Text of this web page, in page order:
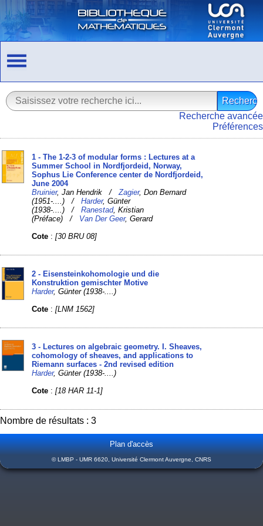
Recherche avancée
Préférences
1 - The 1-2-3 of modular forms : Lectures at a
Summer School in Nordfjordeid, Norway,
Sophus Lie Conference center de Nordfjordeid,
June 2004
Bruinier, Jan Hendrik /Zagier, Don Bernard
(1951-....) /Harder, Günter
(1938-....) /Ranestad, Kristian
(Préface) / Van Der Geer, Gerard
Cote :[30 BRU 08]
2 - Eisensteinkohomologie und die
Konstruktion gemischter Motive
Harder, Günter (1938-....)
Cote :[LNM 1562]
3 - Lectures on algebraic geometry. I. Sheaves,
cohomology of sheaves, and applications to
Riemann surfaces - 2nd revised edition
Harder, Günter (1938-....)
Cote :[18 HAR 11-1]
Nombre de résultats : 3
Plan d'accès
© LMBP - UMR 6620, Université Clermont Auvergne, CNRS